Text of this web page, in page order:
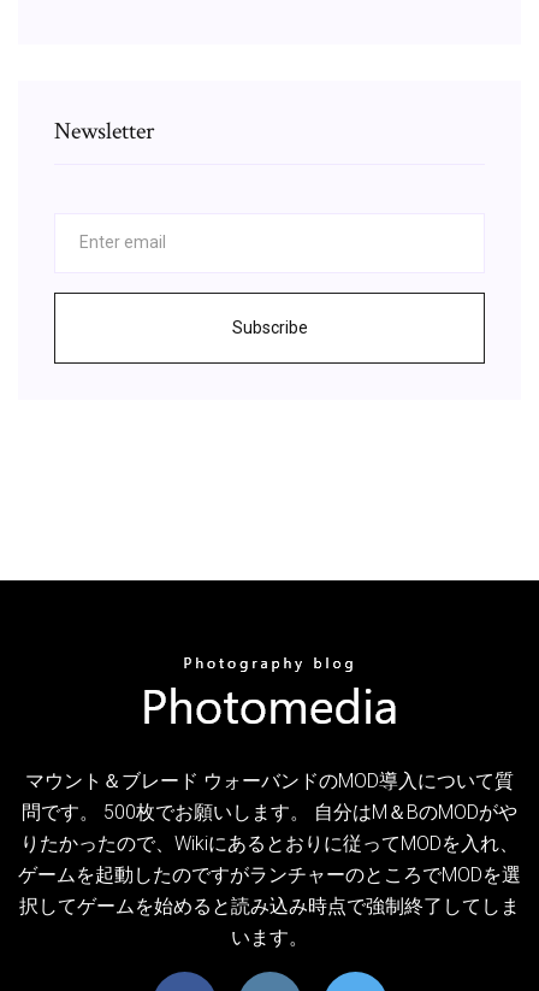
Newsletter
Subscribe
マウント＆ブレード ウォーバンドのMOD導入について質
問です。 500枚でお願いします。 自分はM＆BのMODがや
りたかったので、Wikiにあるとおりに従ってMODを入れ、
ゲームを起動したのですがランチャーのところでMODを選
択してゲームを始めると読み込み時点で強制終了してしま
います。